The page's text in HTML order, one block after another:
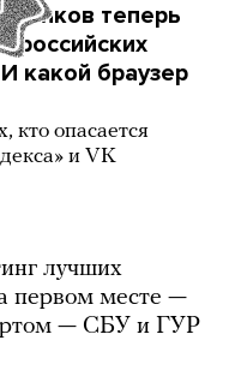
банков теперь
российских
какой браузер
кто опасается
и VK
лучших
первом месте —
— СБУ и ГУР